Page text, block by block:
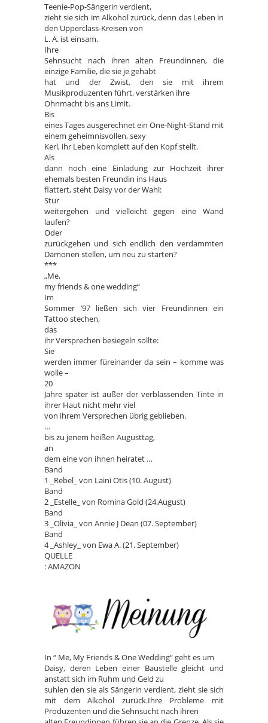
Teenie-Pop-Sängerin verdient,
zieht sie sich im Alkohol zurück, denn das Leben in
den Upperclass-Kreisen von
L. A. ist einsam.
Ihre
Sehnsucht nach ihren alten Freundinnen, die
einzige Familie, die sie je gehabt
hat und der Zwist, den sie mit ihrem
Musikproduzenten führt, verstärken ihre
Ohnmacht bis ans Limit.
Bis
eines Tages ausgerechnet ein One-Night-Stand mit
einem geheimnisvollen, sexy
Kerl, ihr Leben komplett auf den Kopf stellt.
Als
dann noch eine Einladung zur Hochzeit ihrer
ehemals besten Freundin ins Haus
flattert, steht Daisy vor der Wahl:
Stur
weitergehen und vielleicht gegen eine Wand
laufen?
Oder
zurückgehen und sich endlich den verdammten
Dämonen stellen, um neu zu starten?
***
„Me,
my friends & one wedding“
Im
Sommer ’97 ließen sich vier Freundinnen ein
Tattoo stechen,
das
ihr Versprechen besiegeln sollte:
Sie
werden immer füreinander da sein – komme was
wolle –
20
Jahre später ist außer der verblassenden Tinte in
ihrer Haut nicht mehr viel
von ihrem Versprechen übrig geblieben.
…
bis zu jenem heißen Augusttag,
an
dem eine von ihnen heiratet …
Band
1 _Rebel_ von Laini Otis (10. August)
Band
2 _Estelle_ von Romina Gold (24.August)
Band
3 _Olivia_ von Annie J Dean (07. September)
Band
4 _Ashley_ von Ewa A. (21. September)
QUELLE
: AMAZON
In “ Me, My Friends & One Wedding“ geht es um
Daisy, deren Leben einer Baustelle gleicht und
anstatt sich im Ruhm und Geld zu
suhlen den sie als Sängerin verdient, zieht sie sich
mit dem Alkohol zurück.Ihre Probleme mit
Produzenten und die Sehnsucht nach ihren